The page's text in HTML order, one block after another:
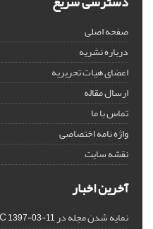
صفحه اصلی
درباره نشریه
اعضای هیات تحریریه
ارسال مقاله
تماس با ما
واژه نامه اختصاصی
نقشه سایت
آخرین اخبار
نمایه شدن مجله در ISC1397-03-11